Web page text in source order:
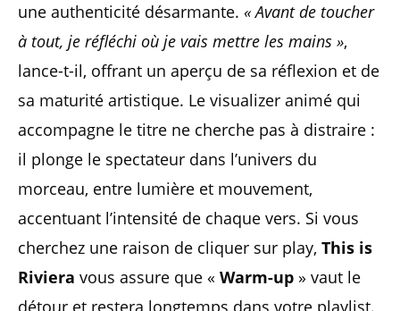
une authenticité désarmante. « Avant de toucher
à tout, je réfléchi où je vais mettre les mains »,
lance-t-il, offrant un aperçu de sa réflexion et de
sa maturité artistique. Le visualizer animé qui
accompagne le titre ne cherche pas à distraire :
il plonge le spectateur dans l’univers du
morceau, entre lumière et mouvement,
accentuant l’intensité de chaque vers. Si vous
cherchez une raison de cliquer sur play, This is
Riviera vous assure que « Warm-up » vaut le
détour et restera longtemps dans votre playlist.